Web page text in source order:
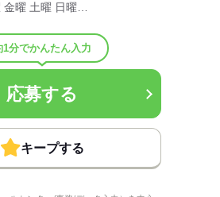
金曜 土曜 日曜…
1分でかんたん入力
応募する
キープする